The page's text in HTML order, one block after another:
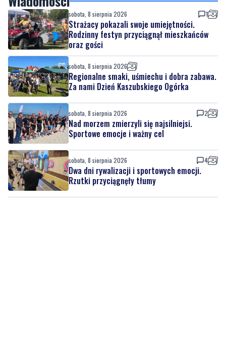
Nad morzem zmierzyli się najsilniejsi. Sportowe
emocje i ważny cel
Wiadomości
sobota, 8 sierpnia 2026
Strażacy pokazali swoje umiejętności.
Rodzinny festyn przyciągnął mieszkańców
oraz gości
sobota, 8 sierpnia 2026
Regionalne smaki, uśmiechu i dobra zabawa.
Za nami Dzień Kaszubskiego Ogórka
sobota, 8 sierpnia 2026 2
Nad morzem zmierzyli się najsilniejsi.
Sportowe emocje i ważny cel
sobota, 8 sierpnia 2026 4